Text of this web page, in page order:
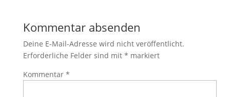
Kommentar absenden
Deine E-Mail-Adresse wird nicht veröffentlicht.
Erforderliche Felder sind mit * markiert
Kommentar *